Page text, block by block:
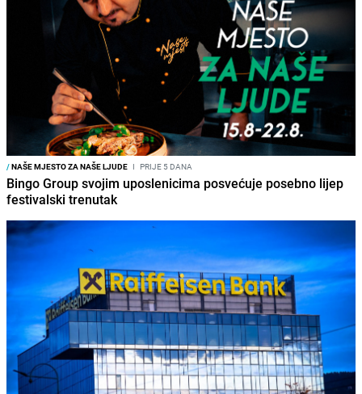
/NAŠE MJESTO ZA NAŠE LJUDE I PRIJE 5 DANA
Bingo Group svojim uposlenicima posvećuje posebno lijep
festivalski trenutak